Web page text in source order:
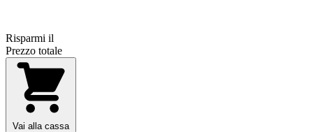
Risparmi il
Prezzo totale
Vai alla cassa